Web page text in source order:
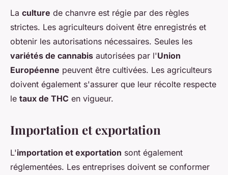
La culture de chanvre est régie par des règles
strictes. Les agriculteurs doivent être enregistrés et
obtenir les autorisations nécessaires. Seules les
variétés de cannabis autorisées par l'Union
Européenne peuvent être cultivées. Les agriculteurs
doivent également s'assurer que leur récolte respecte
le taux de THC en vigueur.
Importation et exportation
L'importation et exportation sont également
réglementées. Les entreprises doivent se conformer